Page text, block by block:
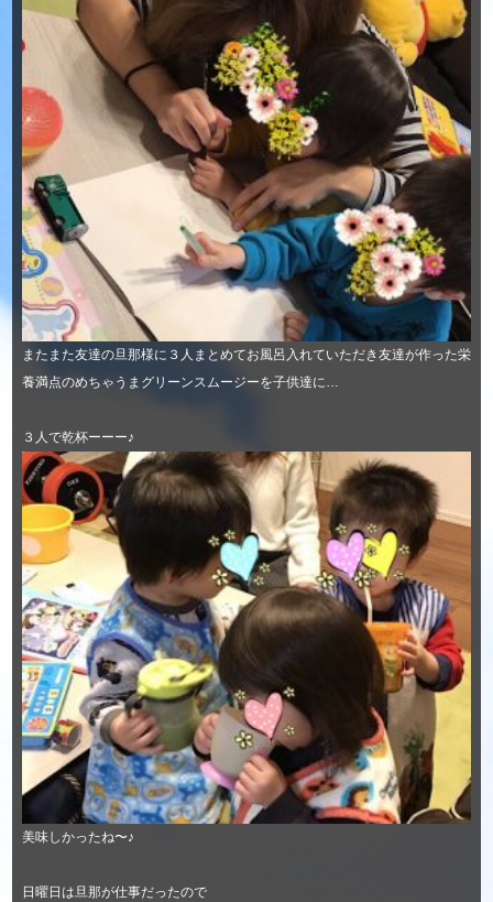
またまた友達の旦那様に３人まとめてお風呂入れていただき友達が作った栄
養満点のめちゃうまグリーンスムージーを子供達に…
３人で乾杯ーーー♪
美味しかったね〜♪
日曜日は旦那が仕事だったので